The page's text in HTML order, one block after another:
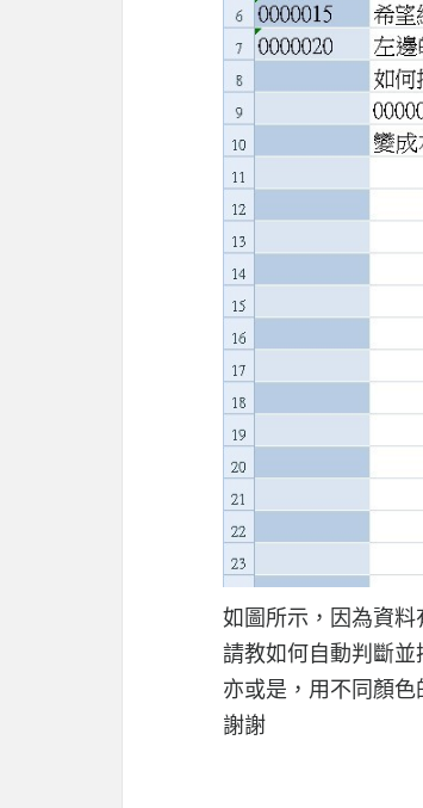
如圖所示，因為資
請教如何自動判斷並
亦或是，用不同顏
謝謝